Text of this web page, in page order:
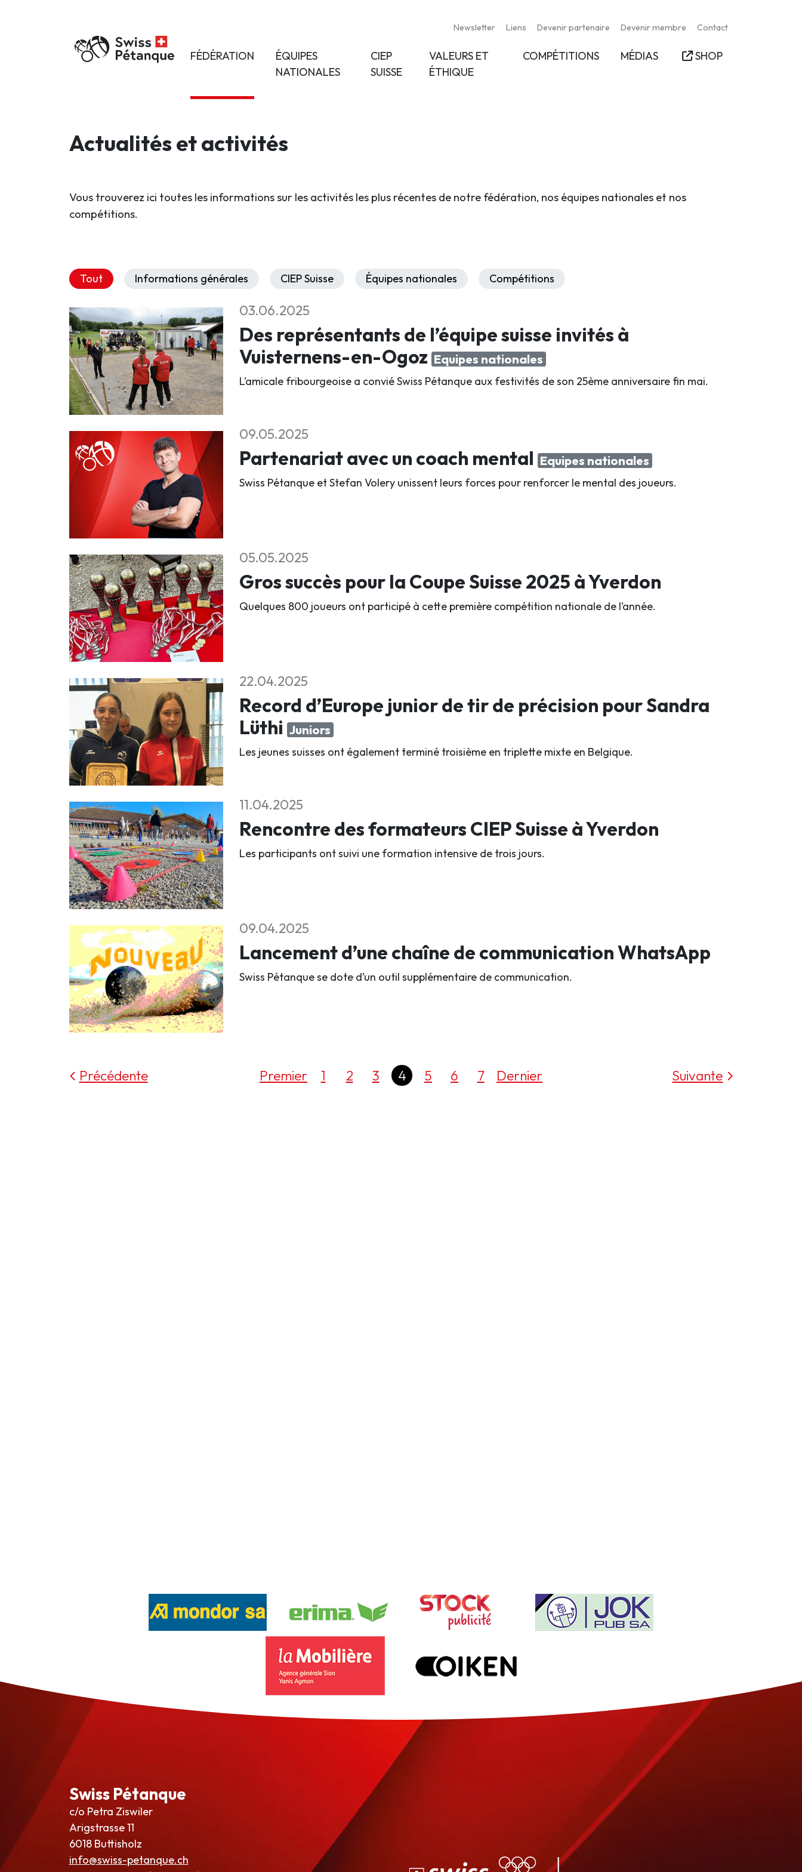
Newsletter Liens Devenir partenaire Devenir membre Contact
FÉDÉRATION
ÉQUIPES
NATIONALES
CIEP
SUISSE
VALEURS ET
ÉTHIQUE
COMPÉTITIONS MÉDIAS SHOP
Actualités et activités
Vous trouverez ici toutes les informations sur les activités les plus récentes de notre fédération, nos équipes nationales et nos
compétitions.
Tout Informations générales CIEP Suisse Équipes nationales Compétitions
03.06.2025
Des représentants de l’équipe suisse invités à
Vuisternens-en-Ogoz Equipes nationales
L’amicale fribourgeoise a convié Swiss Pétanque aux festivités de son 25ème anniversaire fin mai.
09.05.2025
Partenariat avec un coach mental Equipes nationales
Swiss Pétanque et Stefan Volery unissent leurs forces pour renforcer le mental des joueurs.
05.05.2025
Gros succès pour la Coupe Suisse 2025 à Yverdon
Quelques 800 joueurs ont participé à cette première compétition nationale de l’année.
22.04.2025
Record d’Europe junior de tir de précision pour Sandra
Lüthi Juniors
Les jeunes suisses ont également terminé troisième en triplette mixte en Belgique.
11.04.2025
Rencontre des formateurs CIEP Suisse à Yverdon
Les participants ont suivi une formation intensive de trois jours.
09.04.2025
Lancement d’une chaîne de communication WhatsApp
Swiss Pétanque se dote d’un outil supplémentaire de communication.
Précédente Premier 1 2 3 4 5 6 7 Dernier Suivante
Swiss Pétanque
c/o Petra Ziswiler
Arigstrasse 11
6018 Buttisholz
info@swiss-petanque.ch